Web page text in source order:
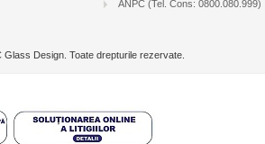
ANPC (Tel. Cons: 0800.080.999)
Design. Toate drepturile rezervate.